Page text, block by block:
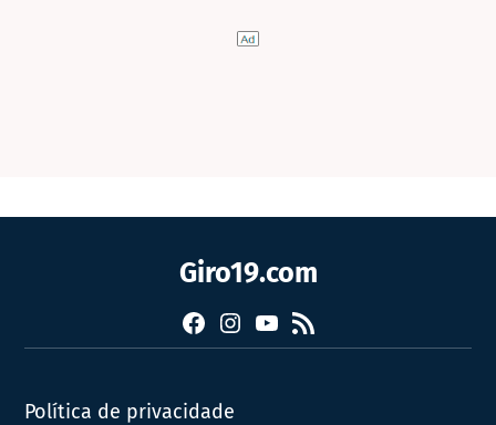
Giro19.com
FacebookInstagram
YouTube
RSS
Política de privacidade